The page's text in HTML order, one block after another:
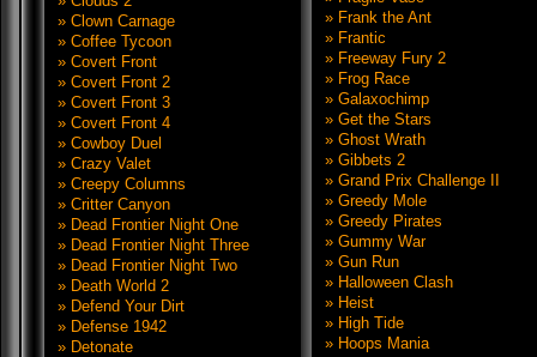
» Clown Carnage
» Coffee Tycoon
» Covert Front
» Covert Front 2
» Covert Front 3
» Covert Front 4
» Cowboy Duel
» Crazy Valet
» Creepy Columns
» Critter Canyon
» Dead Frontier Night One
» Dead Frontier Night Three
» Dead Frontier Night Two
» Death World 2
» Defend Your Dirt
» Defense 1942
» Detonate
» Frank the Ant
» Frantic
» Freeway Fury 2
» Frog Race
» Galaxochimp
» Get the Stars
» Ghost Wrath
» Gibbets 2
» Grand Prix Challenge II
» Greedy Mole
» Greedy Pirates
» Gummy War
» Gun Run
» Halloween Clash
» Heist
» High Tide
» Hoops Mania